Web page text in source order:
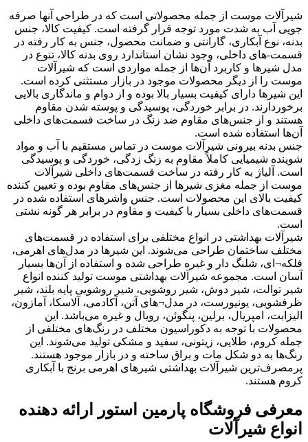
شیرآلات موست از جمله محصولاتی است که در طراحی آنها صرفه
جویی آب به شدت مورد توجه قرار گرفته است. کیفیت کالا، جنس
بدنه، نوع آبکاری، گارانتی و ضمانت محصول، جنس به کار رفته در
قسمت-های داخلی، وجود نشان استاندارد روی بدنه کالا، تنوع در
مدل شیرها و کاربرد آن‌ها از جمله مواردی است که شیرآلات
موست را از دیگر محصولات موجود در بازار مستثنی کرده است.
این شیرها دارای کیفیت بسیار بالا بوده و از دوام و ماندگاری بالایی
برخوردارند. در برابر خوردگی، پوسیدگی و پوسته شدن مقاوم
هستند و از جنس‌های مقاوم ضد زنگ در ساخت قسمت‌های داخلی
آن‌ها استفاده شده است.
جنس بدنه بیرونی شیرآلات موست در تماس مستقیم با آب و مواد
شوینده شیمیایی کاملاً مقاوم به زنگ زدگی، خوردگی و پوسیدگی
است. آلیاژ به کار رفته در ساخت قسمت‌های داخلی شیرآلات
موست از جمله مغزی شیرها از جنس‌های مقاوم بوده و تعیین کننده
کیفیت بالای این محصولات است. جنس واشرهای استفاده شده در
قسمت‌های داخلی بسیار با کیفیت و مقاوم در برابر هر گونه نشتی
است.
شیرآلات بهداشتی در انواع مختلفی برای استفاده در قسمت‌های
مختلف ساختمان طراحی می‌شوند. این شیرها در مدل‌های اهرمی،
فلکه¬ای، شلنگ دار و غیره طراحی شده و استفاده از آن‌ها بسیار
آسان است. مجموعه شیرآلات بهداشتی موست تولید کننده انواع
شیر توالت، شیر دوش، شیر روشویی، شیر روشویی پایه بلند، شیر
ظرفشویی، یونیورست، در مدل¬های آتن، آکادمی، آلاسکا، آمازون،
الیزابت، امپریال، برلین، پنگوئن، رویال و غیره می‌باشد. این
محصولات با توجه به دکوراسیون مختلف در رنگ‌های مختلفی از
جمله کروم، طلایی، زیتونی، سفید و مشکی تولید می‌شوند. این
رنگ‌ها به دو شکل مات و براق ساخته و در بازار موجود هستند.
پرمصرف‌ترین شیرآلات بهداشتی شیرهای اهرمی برنج با آبکاری
کروم هستند.
معرفی فروشگاه پارمین استور ارائه دهنده
انواع شیرآلات